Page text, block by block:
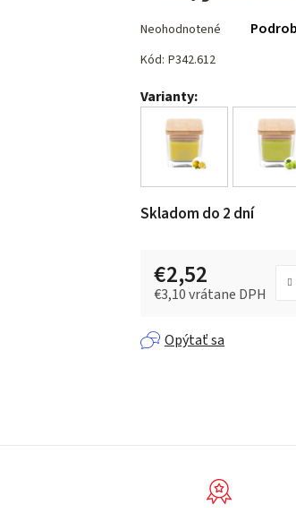
hodnotenie
produktu
0,0
hviezdičiek.
Neohodnotené
Kód: P342.612
Varianty:
Skladom do 2 dní
€2,52
€3,10 vrátane DPH
Opýtať sa